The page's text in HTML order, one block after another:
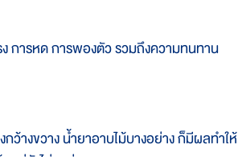
การหด การพองตัว รวมถึงความทนทาน
างขวาง น้ำยาอาบไม้บางอย่าง ก็มีผลทำให้